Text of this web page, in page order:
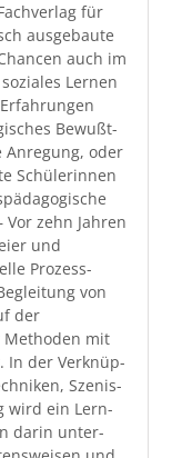
für
aus­ge­baute
auch im
Ler­nen
Bewußt­
oder
Schü­lerin­nen
zehn Jahren
und
Prozess­
von
der
Meth­o­d­en mit
In der Verknüp­
Szenis­
wird ein Lern­
darin unter­